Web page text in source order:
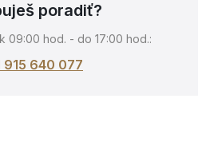
poradiť?
09:00 hod. - do 17:00 hod.:
915 640 077